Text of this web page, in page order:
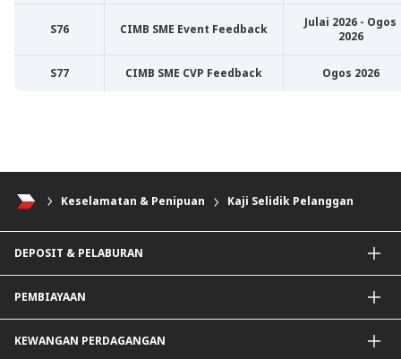
S76 CIMB SME Event Feedback
Julai 2026 - Ogos
2026
S77 CIMB SME CVP Feedback Ogos 2026
Keselamatan & Penipuan Kaji Selidik Pelanggan
DEPOSIT & PELABURAN
Deposit & Pelaburan Tetap
Instrumen Lain
PEMBIAYAAN
Pembiayaan Modal Kerja Am
KEWANGAN PERDAGANGAN